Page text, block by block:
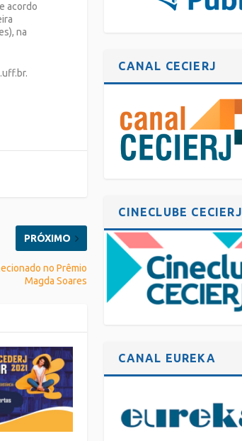
acordo
na
PRÓXIMO
no Prêmio
Magda Soares
CANAL CECIERJ
CINECLUBE CECIERJ
CANAL EUREKA